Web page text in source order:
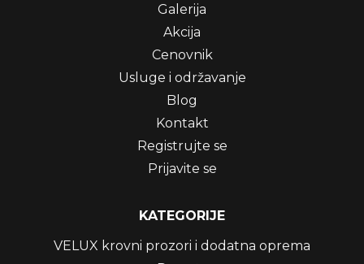
Galerija
Akcija
Cenovnik
Usluge i održavanje
Blog
Kontakt
Registrujte se
Prijavite se
KATEGORIJE
VELUX krovni prozori i dodatna oprema